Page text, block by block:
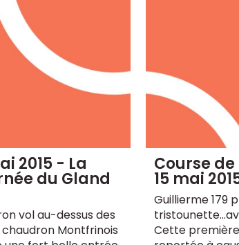
2015 - La
du Gland
vol au-dessus des
chaudron Montfrinois
Course de
15 mai
Guillierme 179
Cette